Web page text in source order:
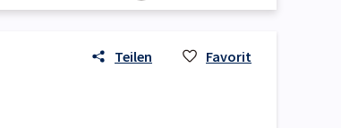
Teilen Favorit